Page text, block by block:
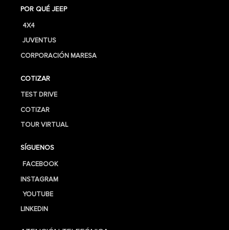
POR QUÉ JEEP
4X4
JUVENTUS
CORPORACIÓN MARESA
COTIZAR
TEST DRIVE
COTIZAR
TOUR VIRTUAL
SÍGUENOS
FACEBOOK
INSTAGRAM
YOUTUBE
LINKEDIN